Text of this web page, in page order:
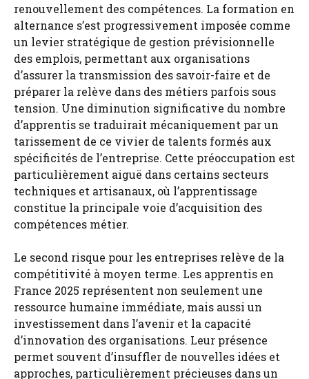
renouvellement des compétences. La formation en
alternance s’est progressivement imposée comme
un levier stratégique de gestion prévisionnelle
des emplois, permettant aux organisations
d’assurer la transmission des savoir-faire et de
préparer la relève dans des métiers parfois sous
tension. Une diminution significative du nombre
d’apprentis se traduirait mécaniquement par un
tarissement de ce vivier de talents formés aux
spécificités de l’entreprise. Cette préoccupation est
particulièrement aiguë dans certains secteurs
techniques et artisanaux, où l’apprentissage
constitue la principale voie d’acquisition des
compétences métier.
Le second risque pour les entreprises relève de la
compétitivité à moyen terme. Les apprentis en
France 2025 représentent non seulement une
ressource humaine immédiate, mais aussi un
investissement dans l’avenir et la capacité
d’innovation des organisations. Leur présence
permet souvent d’insuffler de nouvelles idées et
approches, particulièrement précieuses dans un